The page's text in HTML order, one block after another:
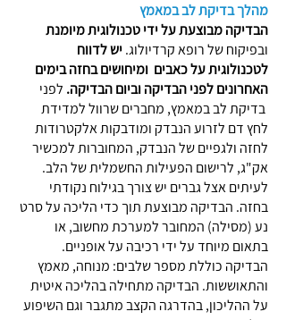
מהלך בדיקת לב במאמץ
הבדיקה מבוצעת על ידי טכנולוגית מיומנת
ובפיקוח של רופא קרדיולוג.יש לדווח
לטכנולוגית על כאבים ומיחושים בחזה בימים
האחרונים לפני הבדיקה וביום הבדיקה. לפני
בדיקת לב במאמץ, מחברים שרוול למדידת
לחץ דם לזרוע הנבדק ומודבקות אלקטרודות
לחזה ולגפיים של הנבדק, המחוברות למכשיר
אק"ג, לרישום הפעילות החשמלית של הלב.
לעיתים אצל גברים יש צורך בגילוח נקודתי
בחזה. הבדיקה מבוצעת תוך כדי הליכה על סרט
נע (מסילה) המחובר למערכת מחשוב, או
בתאום מיוחד על ידי רכיבה על אופניים.
הבדיקה כוללת מספר שלבים: מנוחה, מאמץ
והתאוששות. הבדיקה מתחילה בהליכה איטית
על ההליכון, בהדרגה הקצב מתגבר וגם השיפוע